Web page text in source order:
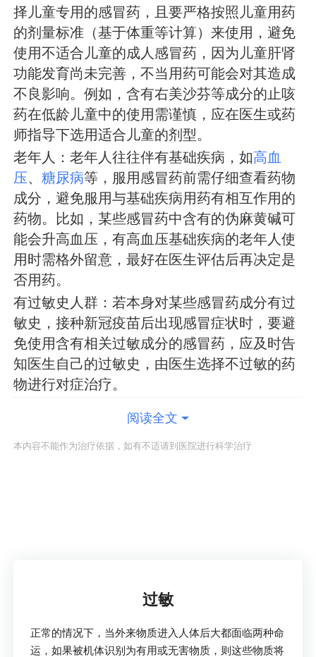
择儿童专用的感冒药，且要严格按照儿童用药
的剂量标准（基于体重等计算）来使用，避免
使用不适合儿童的成人感冒药，因为儿童肝肾
功能发育尚未完善，不当用药可能会对其造成
不良影响。例如，含有右美沙芬等成分的止咳
药在低龄儿童中的使用需谨慎，应在医生或药
师指导下选用适合儿童的剂型。
老年人：老年人往往伴有基础疾病，如高血
压、 糖尿病等，服用感冒药前需仔细查看药物
成分，避免服用与基础疾病用药有相互作用的
药物。比如，某些感冒药中含有的伪麻黄碱可
能会升高血压，有高血压基础疾病的老年人使
用时需格外留意，最好在医生评估后再决定是
否用药。
有过敏史人群：若本身对某些感冒药成分有过
敏史，接种新冠疫苗后出现感冒症状时，要避
免使用含有相关过敏成分的感冒药，应及时告
知医生自己的过敏史，由医生选择不过敏的药
物进行对症治疗。
阅读全文
本内容不能作为治疗依据，如有不适请到医院进行科学治疗
过敏
正常的情况下，当外来物质进入人体后大都面临两种命
运，如果被机体识别为有用或无害物质，则这些物质将